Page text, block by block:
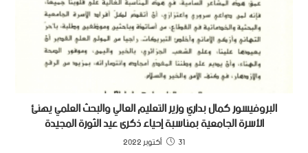
البروفيسور كمال بداري وزير التعليم العالي والبحث العلمي يهنئ
الأسرة الجامعية بمناسبة إحياء ذكرى عيد الثورة المجيدة
31 أكتوبر 2022